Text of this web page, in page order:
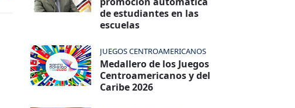
de estudiantes en las
escuelas
JUEGOS CENTROAMERICANOS
Medallero de los Juegos
Centroamericanos y del
Caribe 2026